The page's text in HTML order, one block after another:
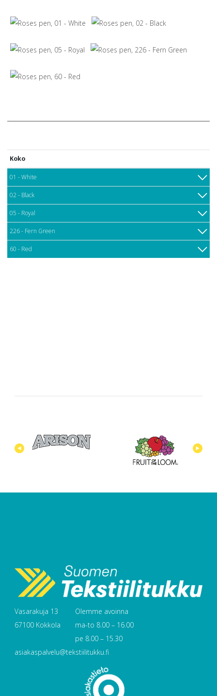
Koko
01 - White
02 - Black
05 - Royal
226 - Fern Green
60 - Red
Vasarakuja 13
67100 Kokkola
Olemme avoinna
ma-to 8.00 – 16.00
pe 8.00 – 15.30
asiakaspalvelu@tekstiilitukku.fi